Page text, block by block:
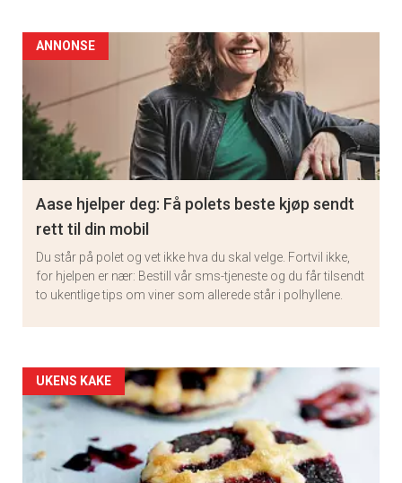
ANNONSE
Aase hjelper deg: Få polets beste kjøp sendt
rett til din mobil
Du står på polet og vet ikke hva du skal velge. Fortvil ikke,
for hjelpen er nær: Bestill vår sms-tjeneste og du får tilsendt
to ukentlige tips om viner som allerede står i polhyllene.
Artikler
detail
-
UKENS KAKE